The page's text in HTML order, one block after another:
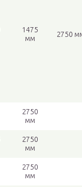
1475
мм
2750
2750
мм
2750
мм
2750
мм